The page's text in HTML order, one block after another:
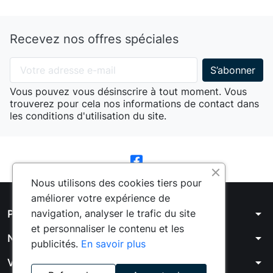
Recevez nos offres spéciales
Vous pouvez vous désinscrire à tout moment. Vous
trouverez pour cela nos informations de contact dans
les conditions d'utilisation du site.
Produits arrow_drop_down
Notre société arrow_drop_down
Votre compte arrow_drop_down
Nous utilisons des cookies tiers pour
améliorer votre expérience de
navigation, analyser le trafic du site
et personnaliser le contenu et les
publicités. En savoir plus